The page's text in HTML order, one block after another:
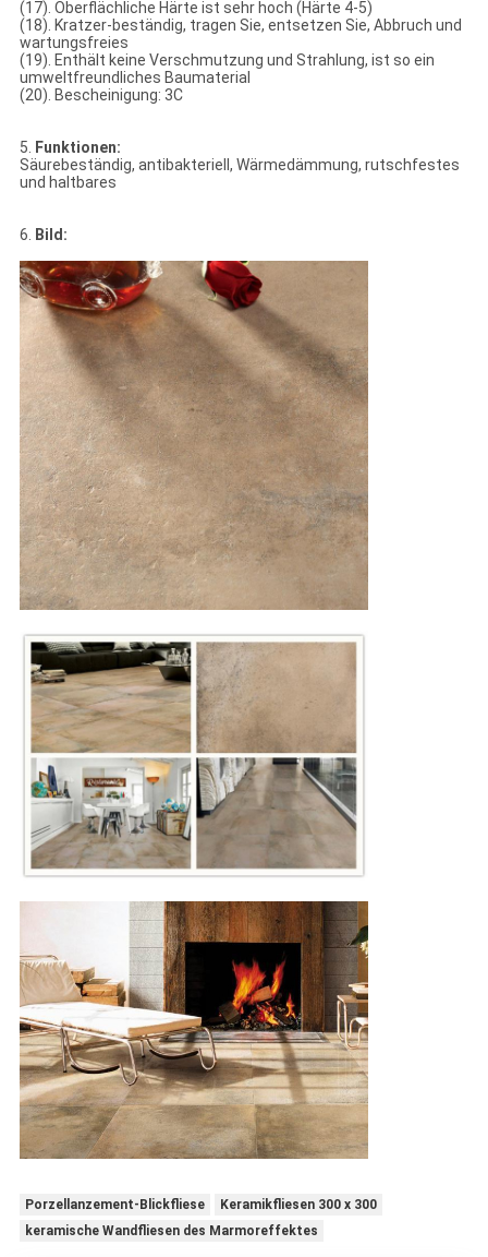
(17). Oberflächliche Härte ist sehr hoch (Härte 4-5)
(18). Kratzer-beständig, tragen Sie, entsetzen Sie, Abbruch und
wartungsfreies
(19). Enthält keine Verschmutzung und Strahlung, ist so ein
umweltfreundliches Baumaterial
(20). Bescheinigung: 3C
5. Funktionen:
Säurebeständig, antibakteriell, Wärmedämmung, rutschfestes
und haltbares
6. Bild:
Porzellanzement-Blickfliese
Keramikfliesen 300 x 300
keramische Wandfliesen des Marmoreffektes